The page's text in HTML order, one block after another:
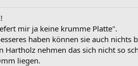
mir ja keine krumme Platte".
haben können sie auch nichts
nehmen das sich nicht so
liegen.